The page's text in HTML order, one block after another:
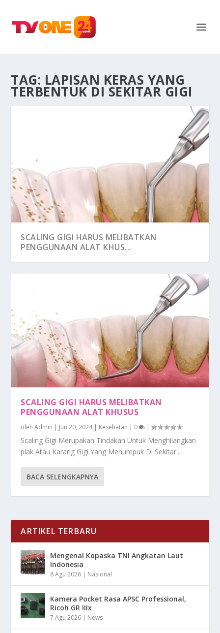
TAG: LAPISAN KERAS YANG
TERBENTUK DI SEKITAR GIGI
SCALING GIGI HARUS MELIBATKAN
PENGGUNAAN ALAT KHUS...
SCALING GIGI HARUS MELIBATKAN
PENGGUNAAN ALAT KHUSUS
olehAdmin | Jun 20, 2024| Kesehatan | 0 |
Scaling Gigi Merupakan Tindakan Untuk Menghilangkan
plak Atau Karang Gigi Yang Menumpuk Di Sekitar...
BACA SELENGKAPNYA
ARTIKEL TERBARU
Mengenal Kopaska TNI Angkatan Laut
Indonesia
8 Agu 2026 | Nasional
Kamera Pocket Rasa APSC Professional,
Ricoh GR IIIx
7 Agu 2026 | News